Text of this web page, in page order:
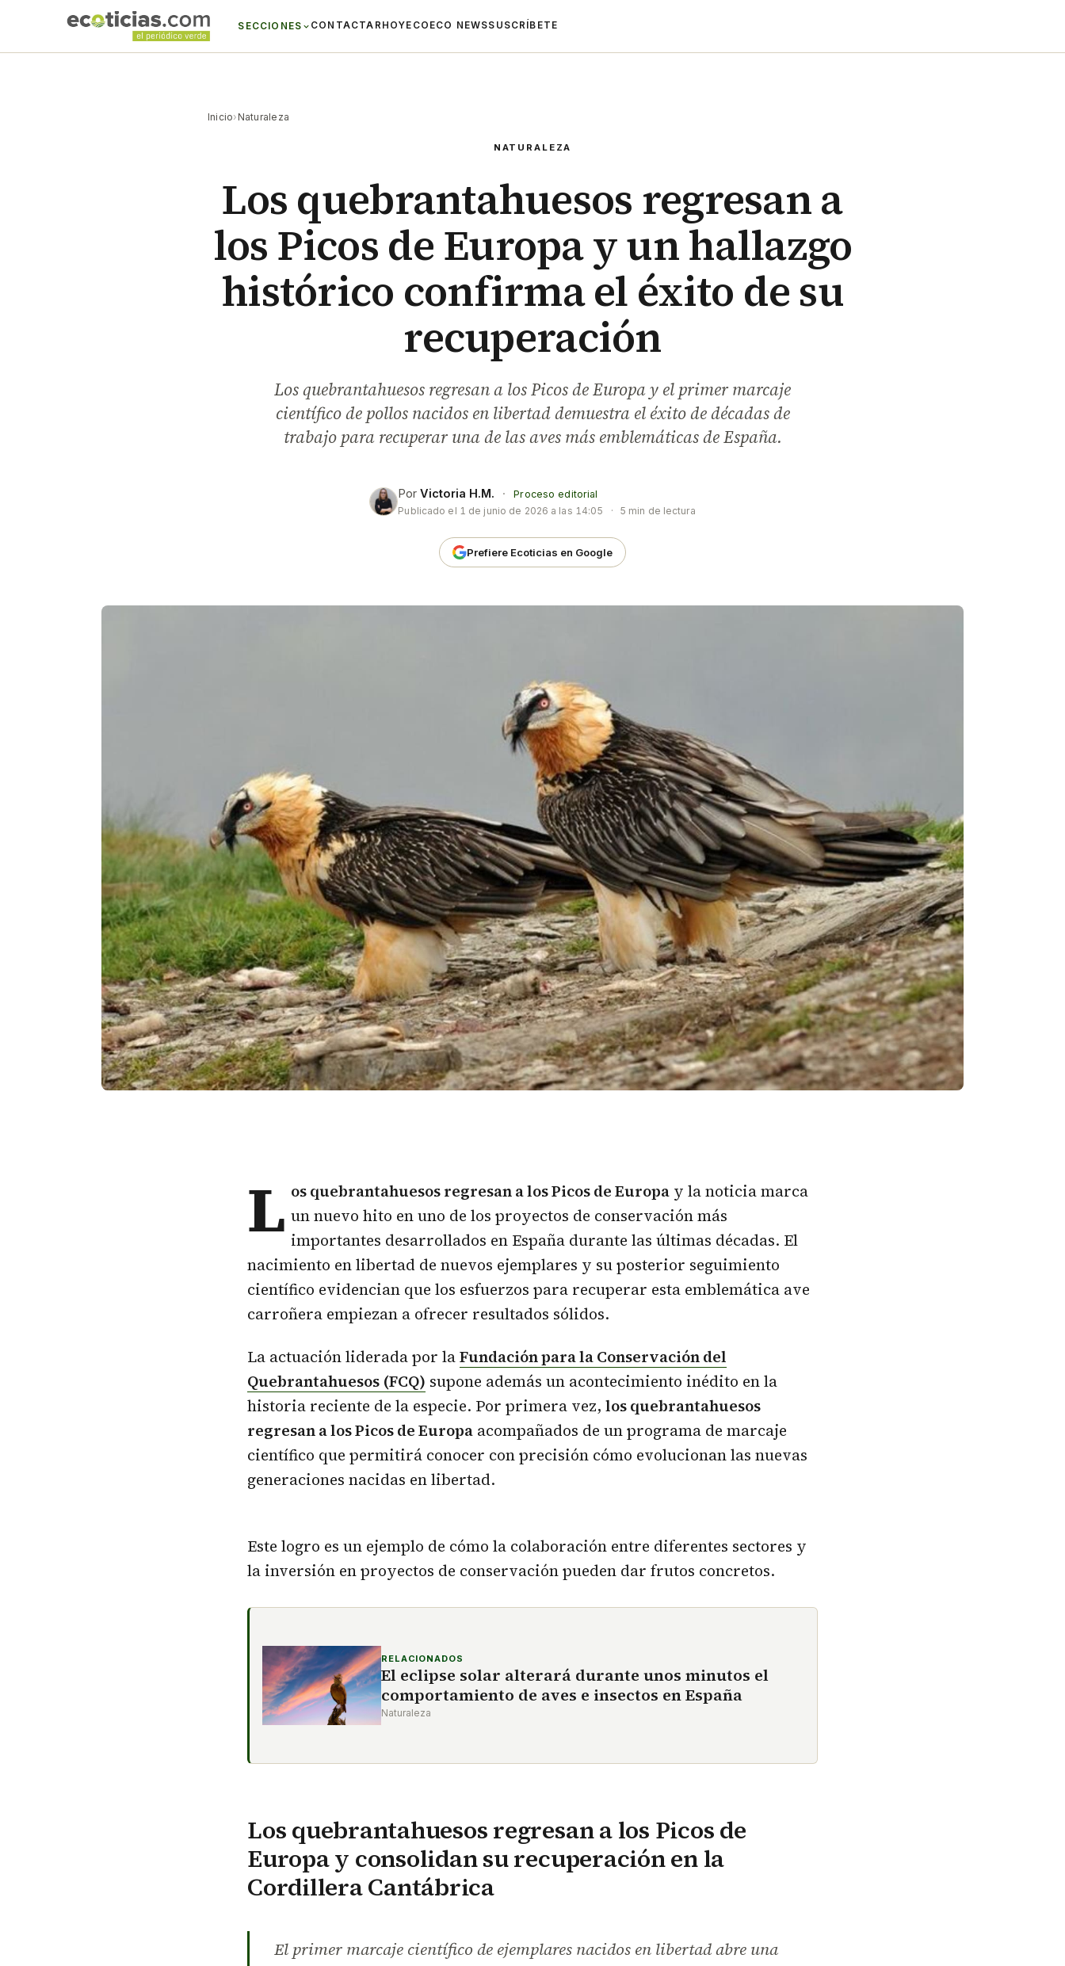
SECCIONES CONTACTAR HOYECO ECO NEWSSUSCRÍBETE
Inicio› Naturaleza
NATURALEZA
Los quebrantahuesos regresan a
los Picos de Europa y un hallazgo
histórico confirma el éxito de su
recuperación
Los quebrantahuesos regresan a los Picos de Europa y el primer marcaje
científico de pollos nacidos en libertad demuestra el éxito de décadas de
trabajo para recuperar una de las aves más emblemáticas de España.
PorVictoria H.M. ·
Proceso editorial
Publicado el 1 de junio de 2026 a las 14:05 · 5 min de lectura
Prefiere Ecoticias en Google
L osquebrantahuesosregresan a los Picos de Europa y la noticia marca
un nuevo hito en uno de los proyectos de conservación más
importantes desarrollados en España durante las últimas décadas. El
nacimiento en libertad de nuevos ejemplares y su posterior seguimiento
científico evidencian que los esfuerzos para recuperar esta emblemática ave
carroñera empiezan a ofrecer resultados sólidos.
La actuación liderada por laFundación para la Conservación del
Quebrantahuesos (FCQ) supone además un acontecimiento inédito en la
historia reciente de la especie. Por primera vez, los quebrantahuesos
regresan a los Picos de Europa acompañados de un programa de marcaje
científico que permitirá conocer con precisión cómo evolucionan las nuevas
generaciones nacidas en libertad.
Este logro es un ejemplo de cómo la colaboración entre diferentes sectores y
la inversión en proyectos de conservación pueden dar frutos concretos.
RELACIONADOS
El eclipse solar alterará durante unos minutos el
comportamiento de aves e insectos en España
Naturaleza
Los quebrantahuesos regresan a los Picos de
Europa y consolidan su recuperación en la
Cordillera Cantábrica
El primer marcaje científico de ejemplares nacidos en libertad abre una